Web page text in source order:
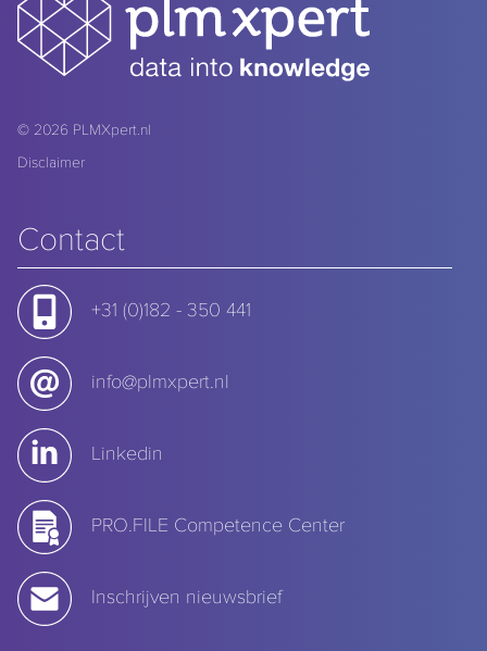
© 2026 PLMXpert.nl
Disclaimer
Contact
+31 (0)182 - 350 441
info@plmxpert.nl
Linkedin
PRO.FILE Competence Center
Inschrijven nieuwsbrief